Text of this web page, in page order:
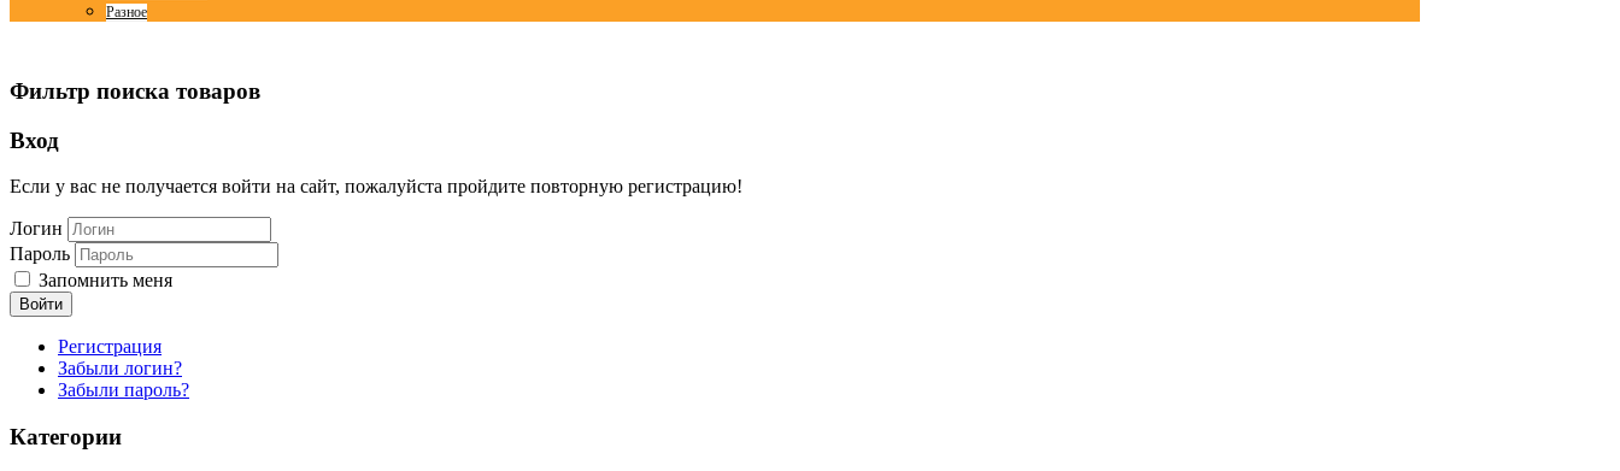
Разное
Фильтр поиска товаров
Вход
Если у вас не получается войти на сайт, пожалуйста пройдите повторную регистрацию!
Логин
Пароль
Запомнить меня
Войти
Регистрация
Забыли логин?
Забыли пароль?
Категории